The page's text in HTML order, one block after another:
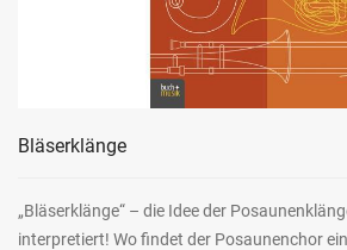
Bläserklänge
„Bläserklänge“ – die Idee der
interpretiert! Wo findet der Posaunenchor